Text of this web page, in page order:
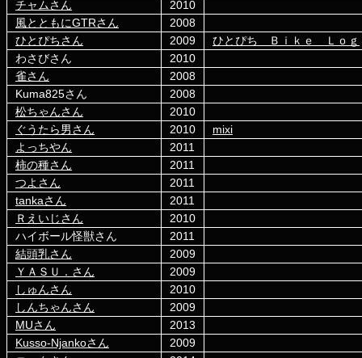
チャムさん
2010
風とともにGTRさん
2008
ひとぴちさん
2009
ひとぴち Ｂｉｋｅ Ｌｏｇ
わさびさん
2010
雀さん
2008
Kuma825さん
2008
松ちゃんさん
2010
ぐうたら男さん
2010
mixi
よっちやん
2011
柿の種さん
2011
つよさん
2011
tankaさん
2011
Ｒえいじさん
2010
ハイボール怪獣さん
2011
結頭乳さん
2009
ＹＡＳＵ．さん
2009
しゅんさん
2010
しんちゃんさん
2009
MUさん
2013
Kusso-Njankoさん
2009